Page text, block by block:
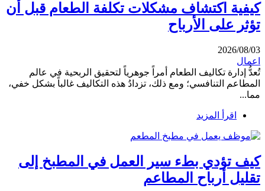
كيفية اكتشاف مشكلات تكلفة الطعام قبل أن
تؤثر على الأرباح
2026/08/03
اعمال
تُعدُّ إدارة تكاليف الطعام أمراً جوهرياً لتحقيق الربحية في عالم
المطاعم التنافسي؛ ومع ذلك، تزدادُ هذه التكاليف غالباً بشكل خفي،
مما...
اقرأ المزيد
كيف تؤدي بطء سير العمل في المطبخ إلى
تقليل أرباح المطاعم